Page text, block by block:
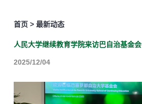
首页 > 最新动态
人民大学继续教育学院来访巴自治基金会
2025/12/04